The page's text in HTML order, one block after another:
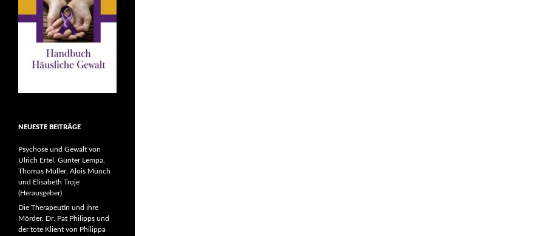
NEUESTE BEITRÄGE
Psychose und Gewalt von
Ulrich Ertel, Günter Lempa,
Thomas Müller, Alois Münch
und Elisabeth Troje
(Herausgeber)
Die Therapeutin und ihre
Mörder. Dr. Pat Philipps und
der tote Klient von Philippa